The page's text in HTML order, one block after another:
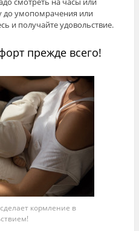
до умопомрачения или
и получайте удовольствие.
прежде всего!
кормление в